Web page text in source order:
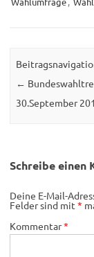
←
30.September
Schreibe einen
Deine E-Mail-
Felder sind mit *
Kommentar*